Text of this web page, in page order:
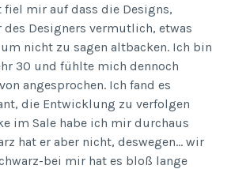
fiel mir auf dass die Designs,
des Designers vermutlich, etwas
nicht zu sagen altbacken. Ich bin
30 und fühlte mich dennoch
angesprochen. Ich fand es
die Entwicklung zu verfolgen
im Sale habe ich mir durchaus
hat er aber nicht, deswegen… wir
bei mir hat es bloß lange